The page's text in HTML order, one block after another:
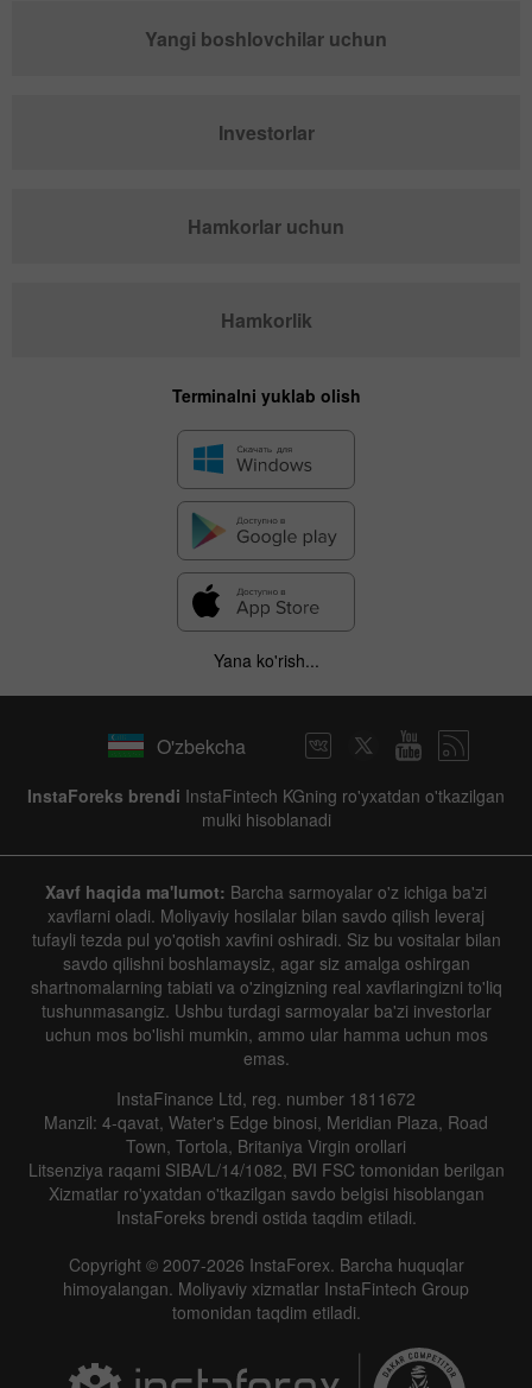
Yangi boshlovchilar uchun
Investorlar
Hamkorlar uchun
Hamkorlik
Terminalni yuklab olish
Yana ko'rish...
O'zbekcha
InstaForeks brendi InstaFintech KGning ro'yxatdan o'tkazilgan
mulki hisoblanadi
Xavf haqida ma'lumot: Barcha sarmoyalar o'z ichiga ba'zi
xavflarni oladi. Moliyaviy hosilalar bilan savdo qilish leveraj
tufayli tezda pul yo'qotish xavfini oshiradi. Siz bu vositalar bilan
savdo qilishni boshlamaysiz, agar siz amalga oshirgan
shartnomalarning tabiati va o'zingizning real xavflaringizni to'liq
tushunmasangiz. Ushbu turdagi sarmoyalar ba'zi investorlar
uchun mos bo'lishi mumkin, ammo ular hamma uchun mos
emas.
InstaFinance Ltd, reg. number 1811672
Manzil: 4-qavat, Water's Edge binosi, Meridian Plaza, Road
Town, Tortola, Britaniya Virgin orollari
Litsenziya raqami SIBA/L/14/1082, BVI FSC tomonidan berilgan
Xizmatlar ro'yxatdan o'tkazilgan savdo belgisi hisoblangan
InstaForeks brendi ostida taqdim etiladi.
Copyright © 2007-2026 InstaForex. Barcha huquqlar
himoyalangan. Moliyaviy xizmatlar InstaFintech Group
tomonidan taqdim etiladi.